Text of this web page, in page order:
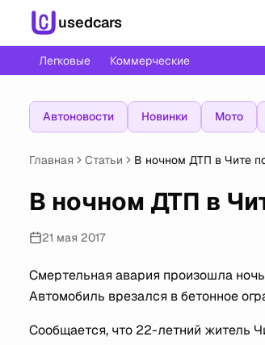
usedcars
Легковые Коммерческие
Автоновости Новинки Мото
Главная Статьи В ночном ДТП в Чите
В ночном ДТП в
21 мая 2017
Смертельная авария произошла
Автомобиль врезался в бетонное
Сообщается, что 22-летний житель